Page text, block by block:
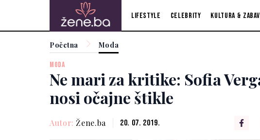
Lifestyle Celebrity Kultura &
Početna Moda
MODA
Ne mari za kritike: Sofia
nosi očajne štikle
Autor: Žene.ba 20. 07. 2019.